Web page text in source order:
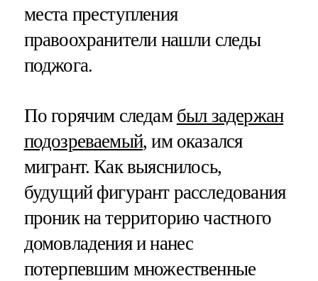
места преступления
правоохранители нашли следы
поджога.
По горячим следам был задержан
подозреваемый, им оказался
мигрант. Как выяснилось,
будущий фигурант расследования
проник на территорию частного
домовладения и нанес
потерпевшим множественные